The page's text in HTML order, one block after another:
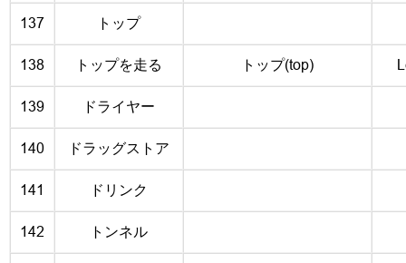
137 トップ
138 トップを走る トップ(top)
139 ドライヤー
140 ドラッグストア
141 ドリンク
142 トンネル